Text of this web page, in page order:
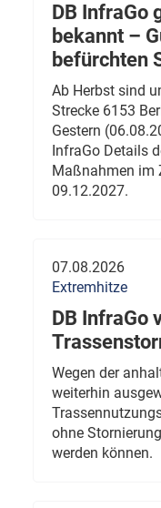
DB InfraGo
bekannt –
befürchten
Ab Herbst sind
Strecke 6153
Gestern
InfraGo Details
Maßnahmen im
09.12.2027.
07.08.2026
Extremhitze
DB InfraGo
Wegen der
weiterhin
ohne
werden können.